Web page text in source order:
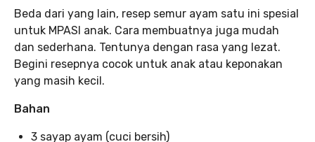
Beda dari yang lain, resep semur ayam satu ini spesial
untuk MPASI anak. Cara membuatnya juga mudah
dan sederhana. Tentunya dengan rasa yang lezat.
Begini resepnya cocok untuk anak atau keponakan
yang masih kecil.
Bahan
3 sayap ayam (cuci bersih)